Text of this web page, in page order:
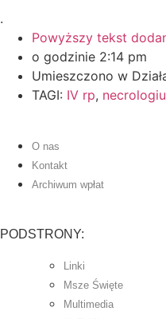
.
Powyższy tekst
o godzinie 2:14 pm
Umieszczono w
TAGI: IV rp,
O nas
Kontakt
Archiwum wpłat
PODSTRONY:
Linki
Msze Święte
Multimedia